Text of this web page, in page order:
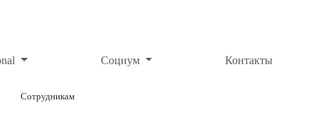
Социум Контакты
Сотрудникам